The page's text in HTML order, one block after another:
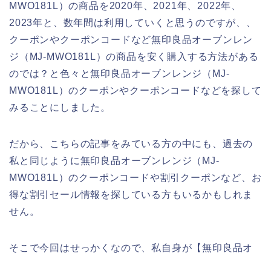
MWO181L）の商品を2020年、2021年、2022年、
2023年と、数年間は利用していくと思うのですが、、
クーポンやクーポンコードなど無印良品オーブンレン
ジ（MJ‐MWO181L）の商品を安く購入する方法がある
のでは？と色々と無印良品オーブンレンジ（MJ‐
MWO181L）のクーポンやクーポンコードなどを探して
みることにしました。
だから、こちらの記事をみている方の中にも、過去の
私と同じように無印良品オーブンレンジ（MJ‐
MWO181L）のクーポンコードや割引クーポンなど、お
得な割引セール情報を探している方もいるかもしれま
せん。
そこで今回はせっかくなので、私自身が【無印良品オ